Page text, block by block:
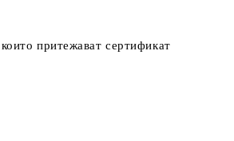
притежават сертификат